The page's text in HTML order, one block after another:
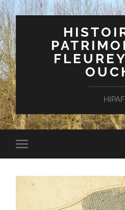
HIPAF
Toggle
mobile